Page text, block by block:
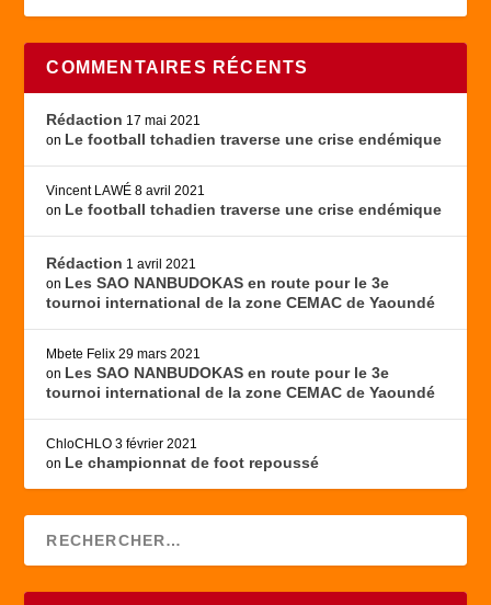
COMMENTAIRES RÉCENTS
Rédaction 17 mai 2021
on Le football tchadien traverse une crise endémique
Vincent LAWÉ 8 avril 2021
on Le football tchadien traverse une crise endémique
Rédaction 1 avril 2021
on Les SAO NANBUDOKAS en route pour le 3e
tournoi international de la zone CEMAC de Yaoundé
Mbete Felix 29 mars 2021
on Les SAO NANBUDOKAS en route pour le 3e
tournoi international de la zone CEMAC de Yaoundé
ChloCHLO 3 février 2021
on Le championnat de foot repoussé